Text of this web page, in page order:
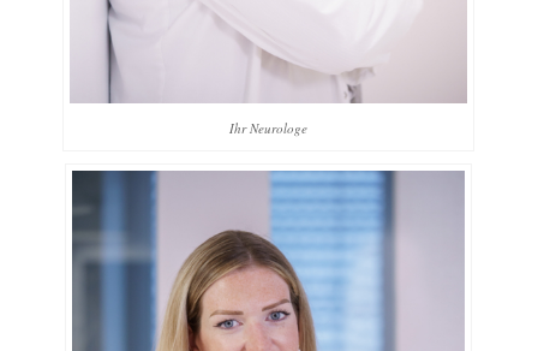
Ihr Neurologe